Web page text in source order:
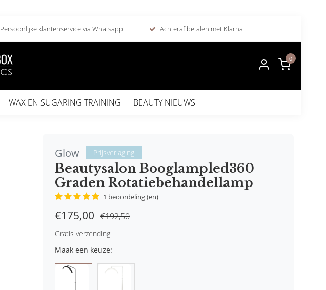
Persoonlijke klantenservice via Whatsapp Achteraf betalen met Klarna
0
WAX EN SUGARING TRAINING BEAUTY NIEUWS
Glow Prijsverlaging
Beautysalon Booglampled360
Graden Rotatiebehandellamp
1 beoordeling (en)
€175,00 €192,50
Gratis verzending
Maak een keuze: